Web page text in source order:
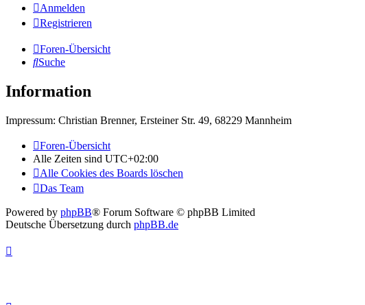
Anmelden
Registrieren
Foren-Übersicht
Suche
Information
Impressum: Christian Brenner, Ersteiner Str. 49, 68229 Mannheim
Foren-Übersicht
Alle Zeiten sind UTC+02:00
Alle Cookies des Boards löschen
Das Team
Powered by phpBB® Forum Software © phpBB Limited
Deutsche Übersetzung durch phpBB.de